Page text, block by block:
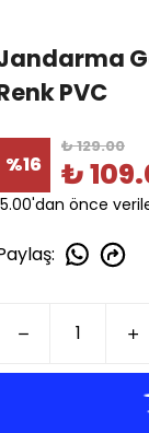
PVC
%16
₺ 129.00
₺
önce
: